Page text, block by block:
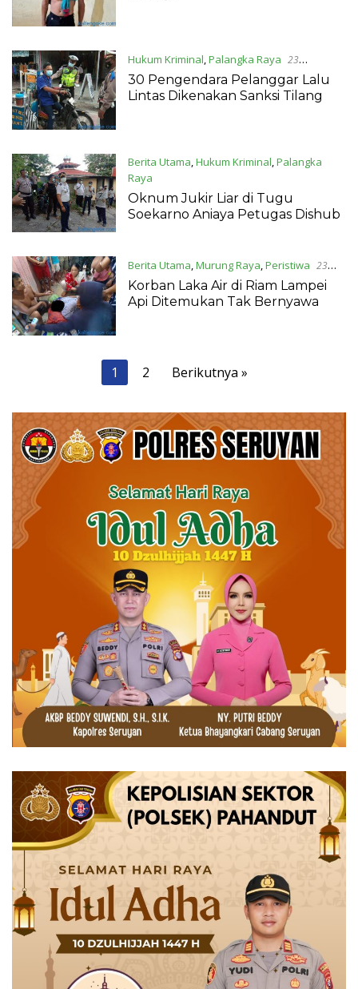
Hukum Kriminal,Palangka Raya 23
September 2021
30 Pengendara Pelanggar Lalu
Lintas Dikenakan Sanksi Tilang
Berita Utama,Hukum Kriminal,Palangka
Raya
23 September 2021
Oknum Jukir Liar di Tugu
Soekarno Aniaya Petugas Dishub
Berita Utama,Murung Raya,Peristiwa 23
September 2021
Korban Laka Air di Riam Lampei
Api Ditemukan Tak Bernyawa
1 2 Berikutnya »